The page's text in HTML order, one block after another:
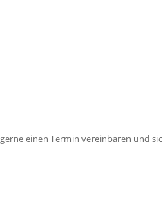
einen Termin vereinbaren und